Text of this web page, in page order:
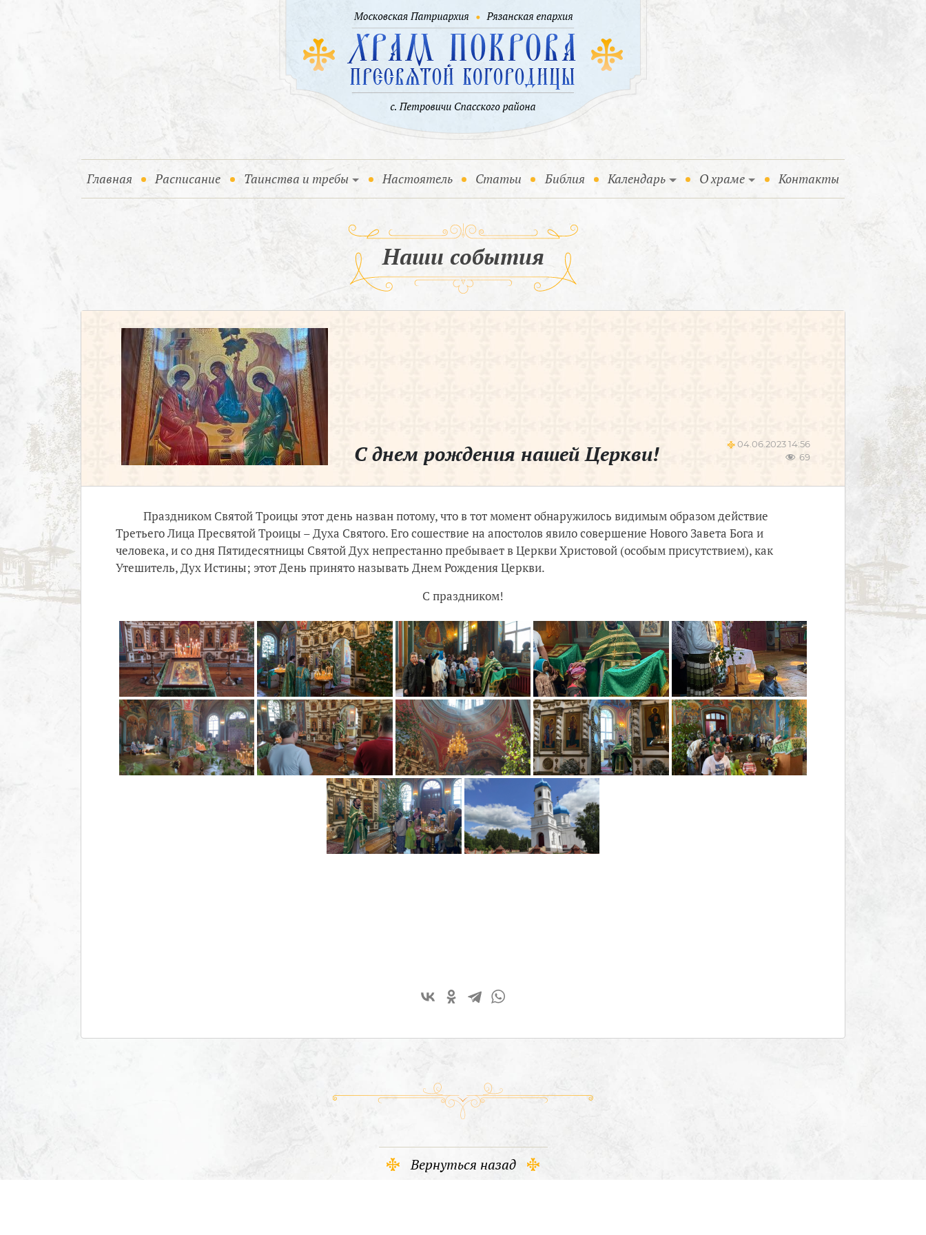
Главная (current)
Расписание Таинства и требы Настоятель Статьи Библия Календарь О храме Контакты
Наши события
С днем рождения нашей Церкви!
04.06.2023 14:56
69
Праздником Святой Троицы этот день назван потому, что в тот момент обнаружилось видимым образом действие
Третьего Лица Пресвятой Троицы – Духа Святого. Его сошествие на апостолов явило совершение Нового Завета Бога и
человека, и со дня Пятидесятницы Святой Дух непрестанно пребывает в Церкви Христовой (особым присутствием), как
Утешитель, Дух Истины; этот День принято называть Днем Рождения Церкви.
С праздником!
Вернуться назад